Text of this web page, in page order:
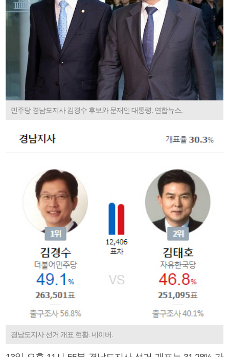
민주당 경남도지사 김경수 후보와 문재인 대통령. 연합뉴스.
경남도지사 선거 개표 현황. 네이버.